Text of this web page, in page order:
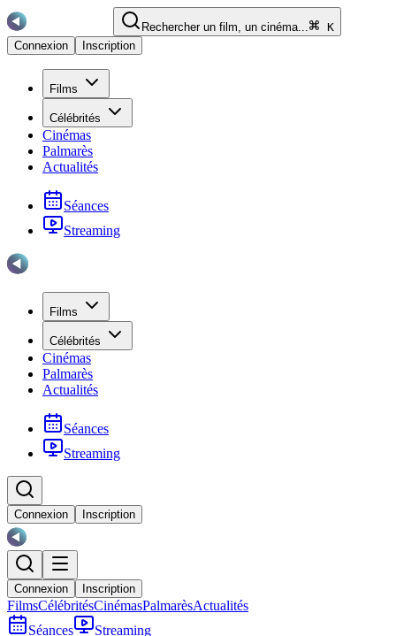
Rechercher un film, un cinéma...
K
Connexion
Inscription
Films
Célébrités
Cinémas
Palmarès
Actualités
Séances
Streaming
Films
Célébrités
Cinémas
Palmarès
Actualités
Séances
Streaming
Connexion Inscription
Connexion Inscription
FilmsCélébritésCinémasPalmarèsActualités
Séances
Streaming